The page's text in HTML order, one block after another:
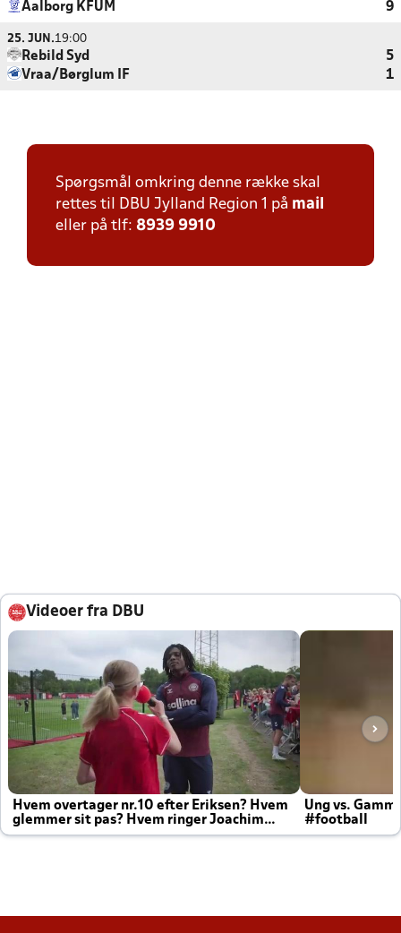
Aalborg KFUM
9
25. JUN.19:00
Rebild Syd
5
Vraa/Børglum IF
1
Spørgsmål omkring denne række skal
rettes til DBU Jylland Region 1 på mail
eller på tlf: 8939 9910
Videoer fra DBU
Hvem overtager nr.10 efter Eriksen? Hvem
glemmer sit pas? Hvem ringer Joachim
altid til efter kampe?
Ung vs.
#football